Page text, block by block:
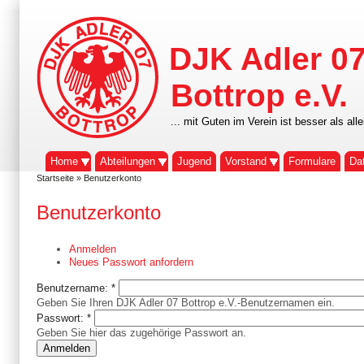
DJK Adler
Bottrop e.V.
... mit Guten im Verein ist besser als
Home Abteilungen Jugend Vorstand Formulare
Startseite » Benutzerkonto
Benutzerkonto
Anmelden
Neues Passwort anfordern
Benutzername: *
Geben Sie Ihren DJK Adler 07 Bottrop e.V.-Benutzernamen ein.
Passwort: *
Geben Sie hier das zugehörige Passwort an.